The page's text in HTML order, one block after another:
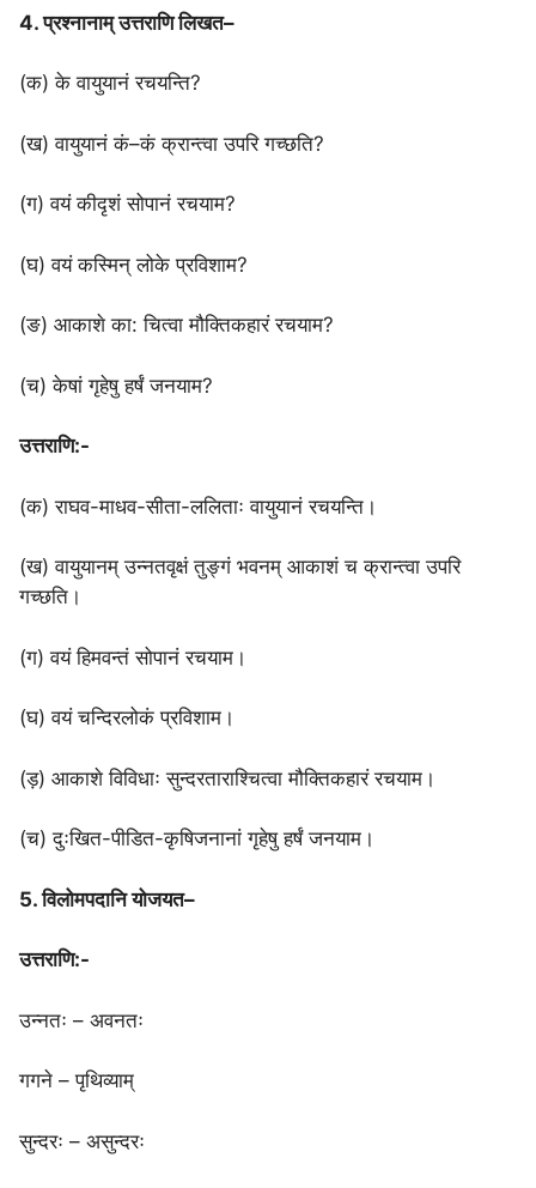
4. प्रश्नानाम् उत्तराणि लिखत–
(क) के वायुयानं रचयन्ति?
(ख) वायुयानं कं–कं क्रान्त्वा उपरि गच्छति?
(ग) वयं कीदृशं सोपानं रचयाम?
(घ) वयं कस्मिन् लोके प्रविशाम?
(ङ) आकाशे का: चित्वा मौक्तिकहारं रचयाम?
(च) केषां गृहेषु हर्षं जनयाम?
उत्तराणि:-
(क) राघव-माधव-सीता-ललिताः वायुयानं रचयन्ति।
(ख) वायुयानम् उन्नतवृक्षं तुङ्गं भवनम् आकाशं च क्रान्त्वा उपरि
गच्छति।
(ग) वयं हिमवन्तं सोपानं रचयाम।
(घ) वयं चन्दिरलोकं प्रविशाम।
(ड़) आकाशे विविधाः सुन्दरताराश्चित्वा मौक्तिकहारं रचयाम।
(च) दुःखित-पीडित-कृषिजनानां गृहेषु हर्षं जनयाम।
5. विलोमपदानि योजयत–
उत्तराणि:-
उन्नतः – अवनतः
गगने – पृथिव्याम्
सुन्दरः – असुन्दरः